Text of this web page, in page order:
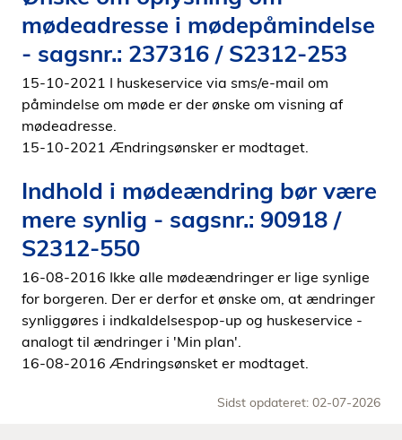
mødeadresse i mødepåmindelse
- sagsnr.: 237316 / S2312-253
15-10-2021 I huskeservice via sms/e-mail om
påmindelse om møde er der ønske om visning af
mødeadresse.
15-10-2021 Ændringsønsker er modtaget.
Indhold i mødeændring bør være
mere synlig - sagsnr.: 90918 /
S2312-550
16-08-2016 Ikke alle mødeændringer er lige synlige
for borgeren. Der er derfor et ønske om, at ændringer
synliggøres i indkaldelsespop-up og huskeservice -
analogt til ændringer i 'Min plan'.
16-08-2016 Ændringsønsket er modtaget.
Sidst opdateret: 02-07-2026